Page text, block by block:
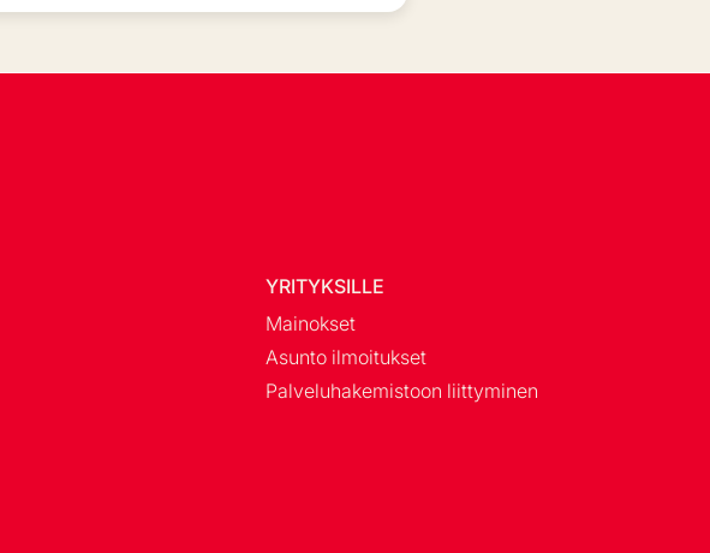
YRITYKSILLE
Mainokset
Asunto ilmoitukset
Palveluhakemistoon liittyminen